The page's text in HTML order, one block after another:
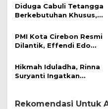
Diduga Cabuli Tetangga
Berkebutuhan Khusus,
PMI Kota Cirebon Resmi
Dilantik, Effendi Edo
Bencana
Hikmah Iduladha, Rinna
Suryanti Ingatkan
Rekomendasi Untuk